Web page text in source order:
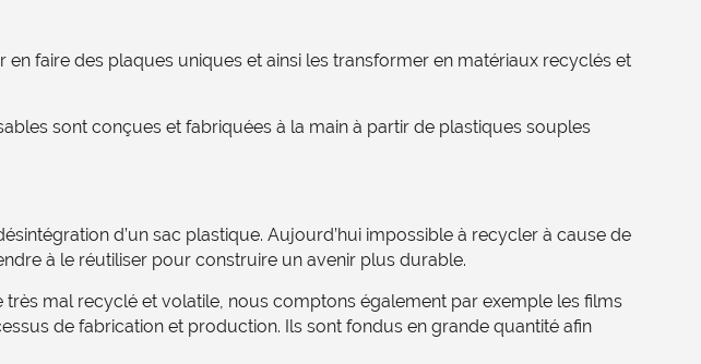
faire des plaques uniques et ainsi les transformer en matériaux recyclés et
sont conçues et fabriquées à la main à partir de plastiques souples
d’un sac plastique. Aujourd’hui impossible à recycler à cause de
à le réutiliser pour construire un avenir plus durable.
mal recyclé et volatile, nous comptons également par exemple les films
de fabrication et production. Ils sont fondus en grande quantité afin